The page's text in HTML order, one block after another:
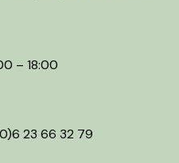
– 18:00
23 66 32 79